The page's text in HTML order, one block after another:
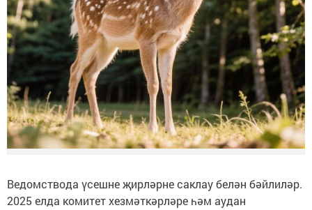
Ведомствода үсешне җирләрне саклау белән бәйлиләр.
2025 елда комитет хезмәткәрләре һәм аудан